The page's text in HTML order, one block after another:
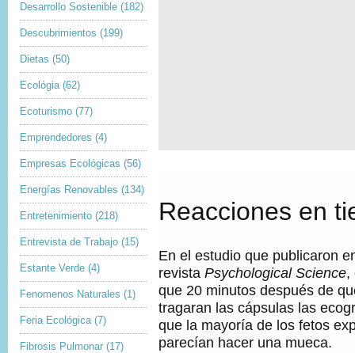
Desarrollo Sostenible (182)
Descubrimientos (199)
Dietas (50)
Ecológia (62)
Ecoturismo (77)
Emprendedores (4)
Empresas Ecológicas (56)
Energías Renovables (134)
Entretenimiento (218)
Entrevista de Trabajo (15)
Estante Verde (4)
Fenomenos Naturales (1)
Feria Ecológica (7)
Fibrosis Pulmonar (17)
Reacciones en
En el estudio que publicaron
revista Psychological Science,
que 20 minutos después de
tragaran las cápsulas las
que la mayoría de los fetos
parecían hacer una mueca.